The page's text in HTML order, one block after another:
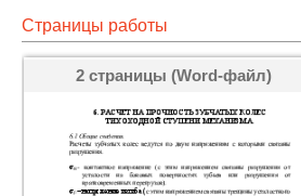
Страницы работы
2 страницы (Word-файл)